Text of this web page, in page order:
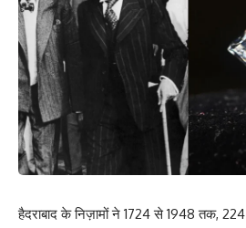
हैदराबाद के निज़ामों ने 1724 से 1948 तक,